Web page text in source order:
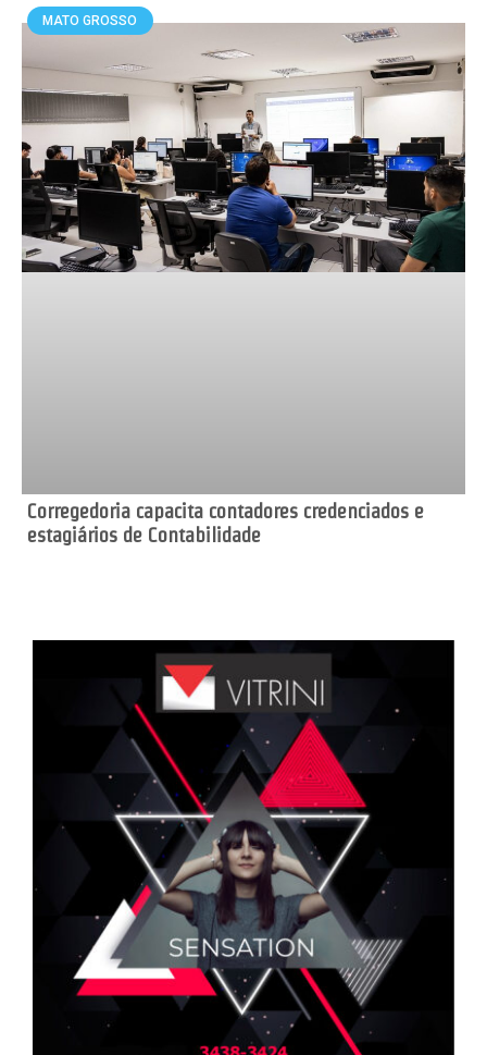
MATO GROSSO
Corregedoria capacita contadores credenciados e
estagiários de Contabilidade